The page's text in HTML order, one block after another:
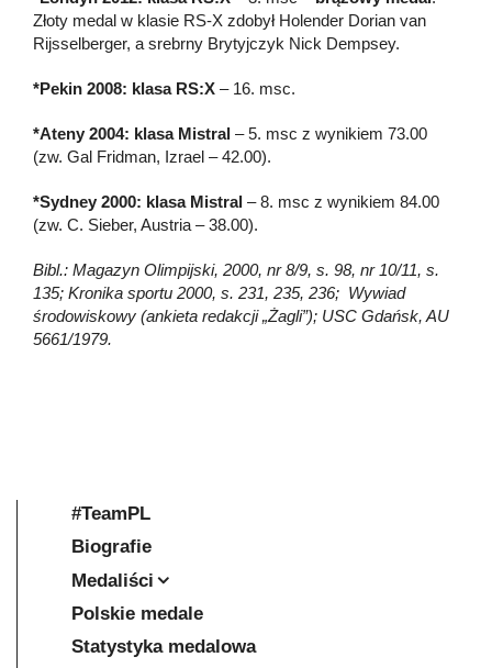
Złoty medal w klasie RS-X zdobył Holender Dorian van
Rijsselberger, a srebrny Brytyjczyk Nick Dempsey.
*Pekin 2008: klasa RS:X – 16. msc.
*Ateny 2004: klasa Mistral – 5. msc z wynikiem 73.00
(zw. Gal Fridman, Izrael – 42.00).
*Sydney 2000: klasa Mistral – 8. msc z wynikiem 84.00
(zw. C. Sieber, Austria – 38.00).
Bibl.: Magazyn Olimpijski, 2000, nr 8/9, s. 98, nr 10/11, s.
135; Kronika sportu 2000, s. 231, 235, 236; Wywiad
środowiskowy (ankieta redakcji „Żagli”); USC Gdańsk, AU
5661/1979.
#TeamPL
Biografie
Medaliści
Polskie medale
Statystyka medalowa